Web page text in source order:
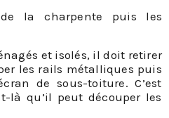
la charpente puis les
et isolés, il doit retirer
les rails métalliques puis
de sous-toiture. C’est
là qu’il peut découper les